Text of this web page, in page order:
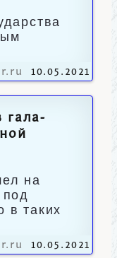
10.05.2021
гала-
на
в таких
10.05.2021